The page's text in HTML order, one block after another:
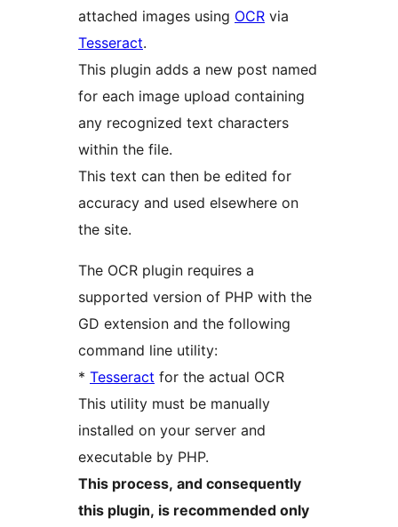
attached images using OCR via
Tesseract.
This plugin adds a new post named
for each image upload containing
any recognized text characters
within the file.
This text can then be edited for
accuracy and used elsewhere on
the site.
The OCR plugin requires a
supported version of PHP with the
GD extension and the following
command line utility:
* Tesseract for the actual OCR
This utility must be manually
installed on your server and
executable by PHP.
This process, and consequently
this plugin, is recommended only